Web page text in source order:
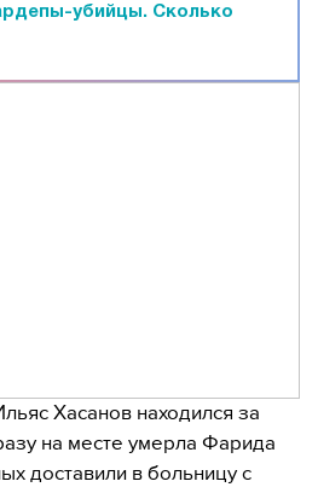
убийцы. Сколько
Хасанов находился за
на месте умерла Фарида
доставили в больницу с